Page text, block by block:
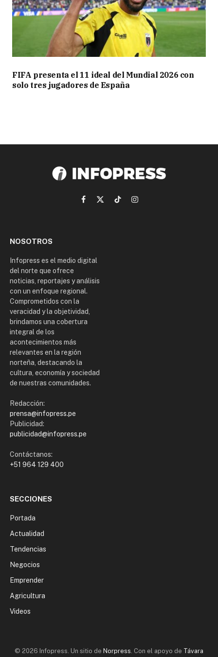
FIFA presenta el 11 ideal del Mundial 2026 con
solo tres jugadores de España
Facebook
X
TikTokInstagram
NOSOTROS
Infopress es el medio digital
del norte que ofrece
noticias, reportajes y análisis
con un enfoque regional.
Comprometidos con la
veracidad y la objetividad,
brindamos una cobertura
integral de los
acontecimientos más
relevantes en la región
norteña, destacando la
cultura, economía y sociedad
de nuestras comunidades.
Redacción:
prensa@infopress.pe
Publicidad:
publicidad@infopress.pe
Contáctanos:
+51 964 129 400
SECCIONES
Portada
Actualidad
Tendencias
Negocios
Emprender
Agricultura
Videos
© 2026 Infopress. Un sitio de Norpress. Con el apoyo de Távara